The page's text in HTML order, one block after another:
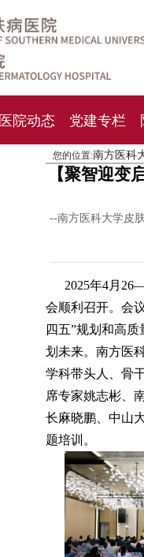
医院动态 党建专栏
就诊指南 人才
您的位置:南方医科
【聚智迎变
--南方医科大学皮
2025年4月
会顺利召开。会
四五”规划和高
划未来。南方医
学科带头人、骨
席专家姚志彬、
长麻晓鹏、中山
题培训。